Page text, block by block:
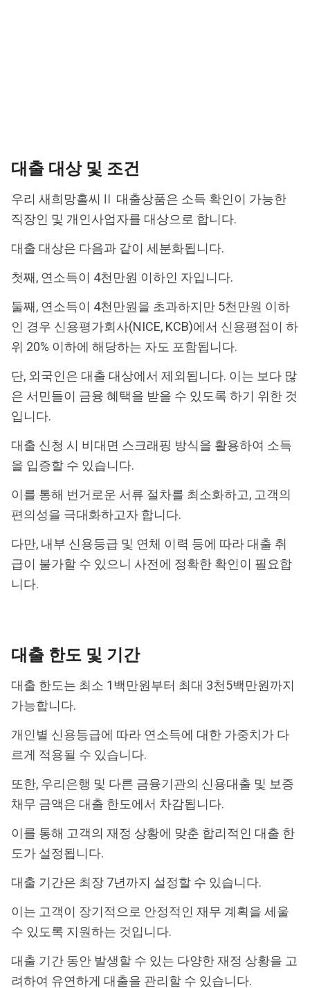
대출 대상 및 조건
우리 새희망홀씨Ⅱ 대출상품은 소득 확인이 가능한
직장인 및 개인사업자를 대상으로 합니다.
대출 대상은 다음과 같이 세분화됩니다.
첫째, 연소득이 4천만원 이하인 자입니다.
둘째, 연소득이 4천만원을 초과하지만 5천만원 이하
인 경우 신용평가회사(NICE, KCB)에서 신용평점이 하
위 20% 이하에 해당하는 자도 포함됩니다.
단, 외국인은 대출 대상에서 제외됩니다. 이는 보다 많
은 서민들이 금융 혜택을 받을 수 있도록 하기 위한 것
입니다.
대출 신청 시 비대면 스크래핑 방식을 활용하여 소득
을 입증할 수 있습니다.
이를 통해 번거로운 서류 절차를 최소화하고, 고객의
편의성을 극대화하고자 합니다.
다만, 내부 신용등급 및 연체 이력 등에 따라 대출 취
급이 불가할 수 있으니 사전에 정확한 확인이 필요합
니다.
대출 한도 및 기간
대출 한도는 최소 1백만원부터 최대 3천5백만원까지
가능합니다.
개인별 신용등급에 따라 연소득에 대한 가중치가 다
르게 적용될 수 있습니다.
또한, 우리은행 및 다른 금융기관의 신용대출 및 보증
채무 금액은 대출 한도에서 차감됩니다.
이를 통해 고객의 재정 상황에 맞춘 합리적인 대출 한
도가 설정됩니다.
대출 기간은 최장 7년까지 설정할 수 있습니다.
이는 고객이 장기적으로 안정적인 재무 계획을 세울
수 있도록 지원하는 것입니다.
대출 기간 동안 발생할 수 있는 다양한 재정 상황을 고
려하여 유연하게 대출을 관리할 수 있습니다.